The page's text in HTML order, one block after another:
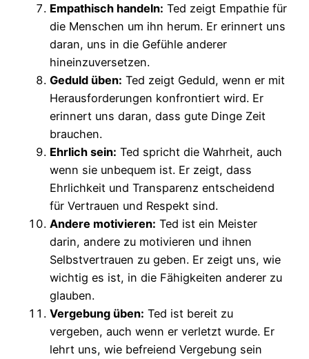
Empathisch handeln: Ted zeigt Empathie für
die Menschen um ihn herum. Er erinnert uns
daran, uns in die Gefühle anderer
hineinzuversetzen.
Geduld üben: Ted zeigt Geduld, wenn er mit
Herausforderungen konfrontiert wird. Er
erinnert uns daran, dass gute Dinge Zeit
brauchen.
Ehrlich sein: Ted spricht die Wahrheit, auch
wenn sie unbequem ist. Er zeigt, dass
Ehrlichkeit und Transparenz entscheidend
für Vertrauen und Respekt sind.
Andere motivieren: Ted ist ein Meister
darin, andere zu motivieren und ihnen
Selbstvertrauen zu geben. Er zeigt uns, wie
wichtig es ist, in die Fähigkeiten anderer zu
glauben.
Vergebung üben: Ted ist bereit zu
vergeben, auch wenn er verletzt wurde. Er
lehrt uns, wie befreiend Vergebung sein